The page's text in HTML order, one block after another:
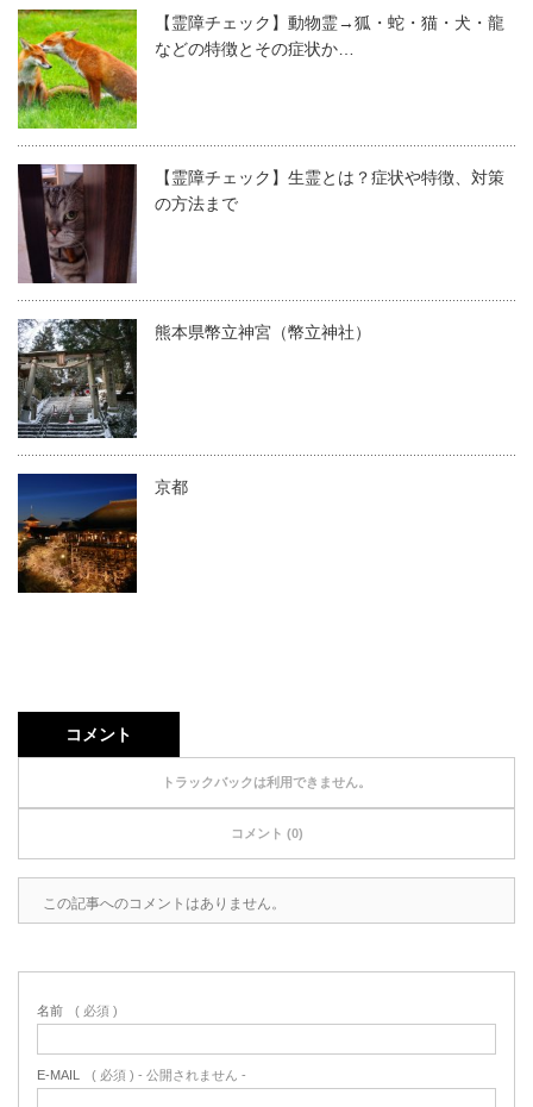
【霊障チェック】動物霊→狐・蛇・猫・犬・龍
などの特徴とその症状か…
【霊障チェック】生霊とは？症状や特徴、対策
の方法まで
熊本県幣立神宮（幣立神社）
京都
コメント
トラックバックは利用できません。
コメント (0)
この記事へのコメントはありません。
名前 ( 必須 )
E-MAIL ( 必須 ) - 公開されません -